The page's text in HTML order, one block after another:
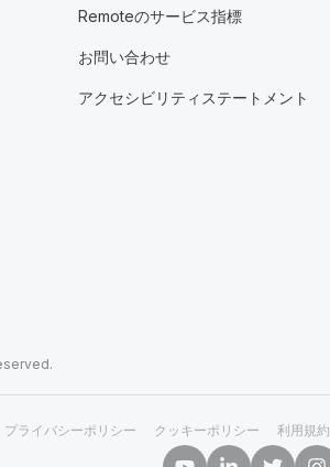
Remoteのサービス指標
お問い合わせ
アクセシビリティステートメント
プライバシーポリシー クッキーポリシー 利用規約